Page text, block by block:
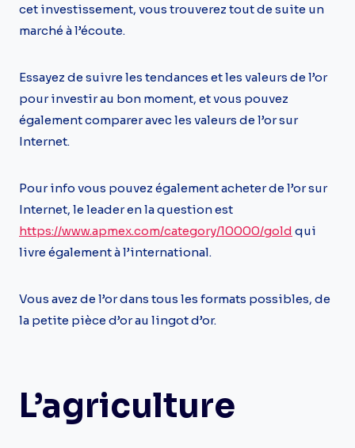
cet investissement, vous trouverez tout de suite un
marché à l’écoute.
Essayez de suivre les tendances et les valeurs de l’or
pour investir au bon moment, et vous pouvez
également comparer avec les valeurs de l’or sur
Internet.
Pour info vous pouvez également acheter de l’or sur
Internet, le leader en la question est
https://www.apmex.com/category/10000/gold qui
livre également à l’international.
Vous avez de l’or dans tous les formats possibles, de
la petite pièce d’or au lingot d’or.
L’agriculture